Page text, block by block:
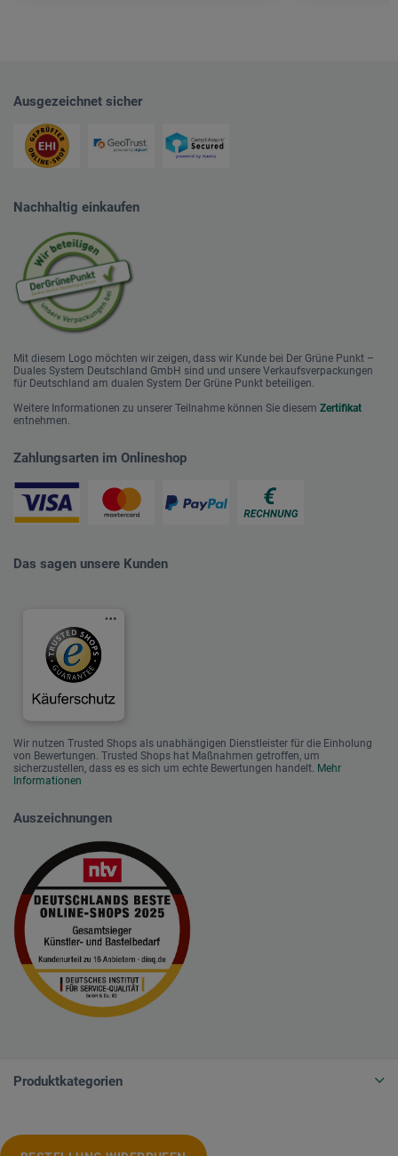
Ausgezeichnet sicher
Nachhaltig einkaufen
Mit diesem Logo möchten wir zeigen, dass wir Kunde bei Der Grüne Punkt –
Duales System Deutschland GmbH sind und unsere Verkaufsverpackungen
für Deutschland am dualen System Der Grüne Punkt beteiligen.
Weitere Informationen zu unserer Teilnahme können Sie diesem Zertifikat
entnehmen.
Zahlungsarten im Onlineshop
Das sagen unsere Kunden
Wir nutzen Trusted Shops als unabhängigen Dienstleister für die Einholung
von Bewertungen. Trusted Shops hat Maßnahmen getroffen, um
sicherzustellen, dass es es sich um echte Bewertungen handelt. Mehr
Informationen
Auszeichnungen
Produktkategorien